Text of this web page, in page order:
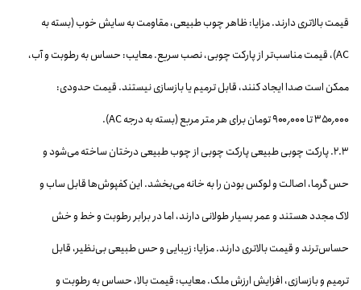
قیمت بالاتری دارند. مزایا: ظاهر چوب طبیعی، مقاومت به سایش خوب (بسته به
AC)، قیمت مناسب‌تر از پارکت چوبی، نصب سریع. معایب: حساس به رطوبت و آب،
ممکن است صدا ایجاد کنند، قابل ترمیم یا بازسازی نیستند. قیمت حدودی:
۳۵۰٬۰۰۰ تا ۹۰۰٬۰۰۰ تومان برای هر متر مربع (بسته به درجه AC).
۲.۳. پارکت چوبی طبیعی پارکت چوبی از چوب طبیعی درختان ساخته می‌شود و
حس گرما، اصالت و لوکس بودن را به خانه می‌بخشد. این کفپوش‌ها قابل ساب و
لاک مجدد هستند و عمر بسیار طولانی دارند، اما در برابر رطوبت و خط و خش
حساس‌ترند و قیمت بالاتری دارند. مزایا: زیبایی و حس طبیعی بی‌نظیر، قابل
ترمیم و بازسازی، افزایش ارزش ملک. معایب: قیمت بالا، حساس به رطوبت و